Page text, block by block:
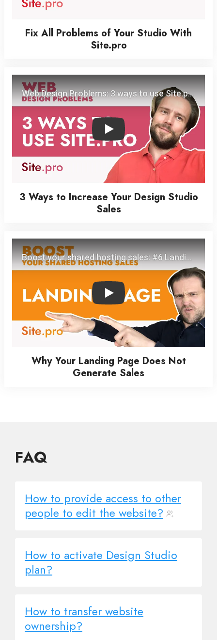
Fix All Problems of Your Studio With
Site.pro
Play
3 Ways to Increase Your Design Studio
Sales
Play
Why Your Landing Page Does Not
Generate Sales
FAQ
How to provide access to other
people to edit the website?
How to activate Design Studio
plan?
How to transfer website
ownership?